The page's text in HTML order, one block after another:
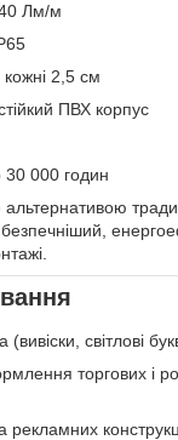
Лм/м
кожні 2,5 см
ПВХ корпус
30 000 годин
світлові
торгових і
рекламних